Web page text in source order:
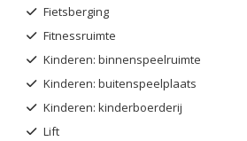
Fietsberging
Fitnessruimte
Kinderen: binnenspeelruimte
Kinderen: buitenspeelplaats
Kinderen: kinderboerderij
Lift